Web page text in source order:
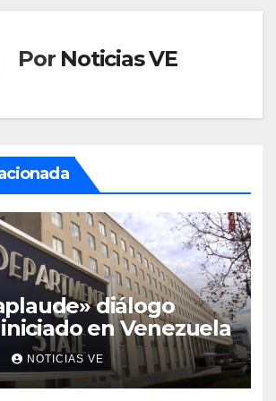
Por Noticias VE
diálogo
en Venezuela
NOTICIAS VE